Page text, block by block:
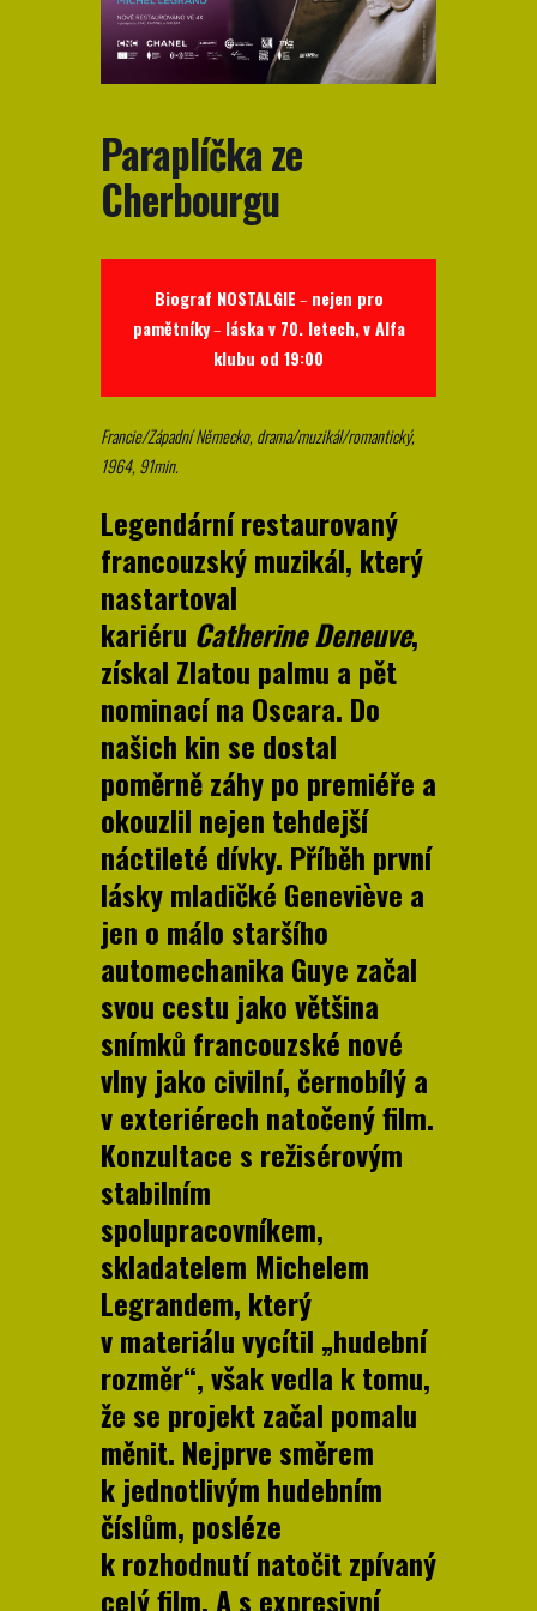
Paraplíčka ze
Cherbourgu
Biograf NOSTALGIE– nejen pro
pamětníky– láska v 70. letech,v Alfa
klubu od 19:00
Francie/Západní Německo, drama/muzikál/romantický,
1964, 91min.
Legendární restaurovaný
francouzský muzikál, který
nastartoval
kariéru Catherine Deneuve,
získal Zlatou palmu a pět
nominací na Oscara. Do
našich kin se dostal
poměrně záhy po premiéře a
okouzlil nejen tehdejší
náctileté dívky. Příběh první
lásky mladičké Geneviève a
jen o málo staršího
automechanika Guye začal
svou cestu jako většina
snímků francouzské nové
vlny jako civilní, černobílý a
v exteriérech natočený film.
Konzultace s režisérovým
stabilním
spolupracovníkem,
skladatelem Michelem
Legrandem, který
v materiálu vycítil „hudební
rozměr“, však vedla k tomu,
že se projekt začal pomalu
měnit. Nejprve směrem
k jednotlivým hudebním
číslům, posléze
k rozhodnutí natočit zpívaný
celý film. A s expresivní